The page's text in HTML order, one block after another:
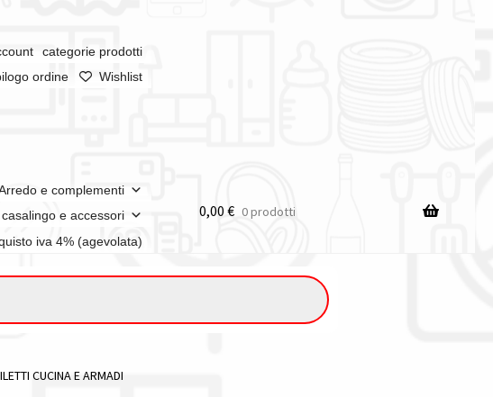
categorie prodotti
ordine Wishlist
e complementi
e accessori
iva 4% (agevolata)
ordine
0,00 € 0 prodotti
CUCINA E ARMADI